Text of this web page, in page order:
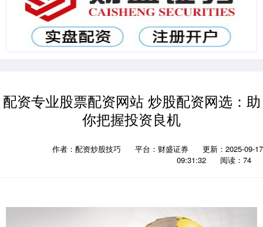
配资专业股票配资网站 炒股配资网选：助
你把握投资良机
作者：配资炒股技巧 平台：财盛证券
更新：2025-09-17
09:31:32
阅读：74